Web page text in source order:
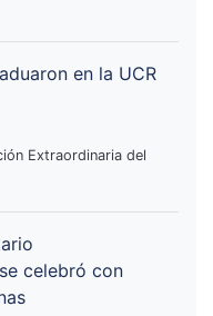
en la UCR
Extraordinaria del
celebró con